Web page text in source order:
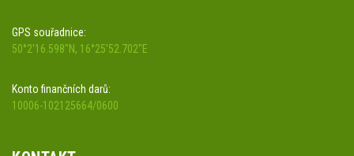
GPS souřadnice:
50°2'16.598"N, 16°25'52.702"E
Konto finančních darů:
10006-102125664/0600